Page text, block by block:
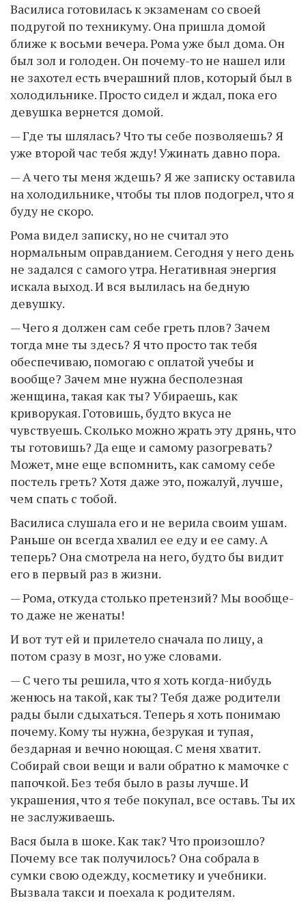
Василиса готовилась к экзаменам со своей
подругой по техникуму. Она пришла домой
ближе к восьми вечера. Рома уже был дома. Он
был зол и голоден. Он почему-то не нашел или
не захотел есть вчерашний плов, который был в
холодильнике. Просто сидел и ждал, пока его
девушка вернется домой.
— Где ты шлялась? Что ты себе позволяешь? Я
уже второй час тебя жду! Ужинать давно пора.
— А чего ты меня ждешь? Я же записку оставила
на холодильнике, чтобы ты плов подогрел, что я
буду не скоро.
Рома видел записку, но не считал это
нормальным оправданием. Сегодня у него день
не задался с самого утра. Негативная энергия
искала выход. И вся вылилась на бедную
девушку.
— Чего я должен сам себе греть плов? Зачем
тогда мне ты здесь? Я что просто так тебя
обеспечиваю, помогаю с оплатой учебы и
вообще? Зачем мне нужна бесполезная
женщина, такая как ты? Убираешь, как
криворукая. Готовишь, будто вкуса не
чувствуешь. Сколько можно жрать эту дрянь, что
ты готовишь? Да еще и самому разогревать?
Может, мне еще вспомнить, как самому себе
постель греть? Хотя даже это, пожалуй, лучше,
чем спать с тобой.
Василиса слушала его и не верила своим ушам.
Раньше он всегда хвалил ее еду и ее саму. А
теперь? Она смотрела на него, будто бы видит
его в первый раз в жизни.
— Рома, откуда столько претензий? Мы вообще-
то даже не женаты!
И вот тут ей и прилетело сначала по лицу, а
потом сразу в мозг, но уже словами.
— С чего ты решила, что я хоть когда-нибудь
женюсь на такой, как ты? Тебя даже родители
рады были сдыхаться. Теперь я хоть понимаю
почему. Кому ты нужна, безрукая и тупая,
бездарная и вечно ноющая. С меня хватит.
Собирай свои вещи и вали обратно к мамочке с
папочкой. Без тебя было в разы лучше. И
украшения, что я тебе покупал, все оставь. Ты их
не заслуживаешь.
Вася была в шоке. Как так? Что произошло?
Почему все так получилось? Она собрала в
сумки свою одежду, косметику и учебники.
Вызвала такси и поехала к родителям.